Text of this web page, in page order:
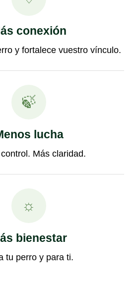
conexión
y fortalece vuestro vínculo.
🍃
lucha
Más claridad.
☼
bienestar
tu perro y para ti.